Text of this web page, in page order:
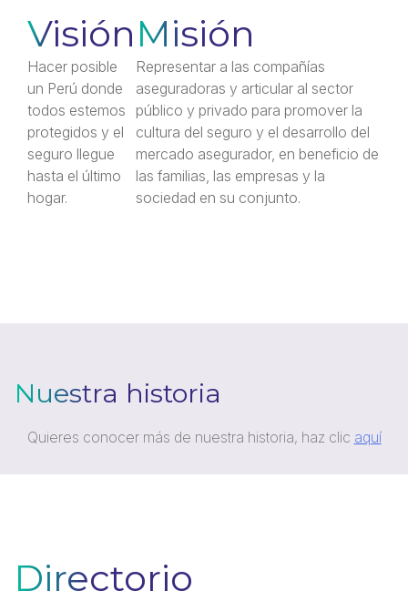
Visión
Hacer posible
un Perú donde
todos estemos
protegidos y el
seguro llegue
hasta el último
hogar.
Misión
Representar a las compañías
aseguradoras y articular al sector
público y privado para promover la
cultura del seguro y el desarrollo del
mercado asegurador, en beneficio de
las familias, las empresas y la
sociedad en su conjunto.
Nuestra historia
Quieres conocer más de nuestra historia, haz clic aquí
Directorio